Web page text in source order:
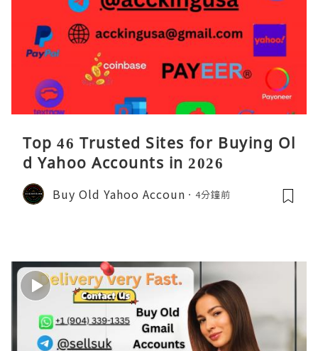
Top 46 Trusted Sites for Buying Ol
d Yahoo Accounts in 2026
Buy Old Yahoo Accoun 4分鐘前